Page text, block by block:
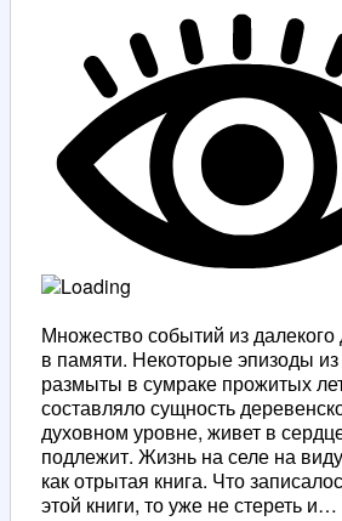
Множество событий из далекого
в памяти. Некоторые эпизоды
размыты в сумраке прожитых
составляло сущность
духовном уровне, живет в
подлежит. Жизнь на селе на
как отрытая книга. Что
этой книги, то уже не стереть и…